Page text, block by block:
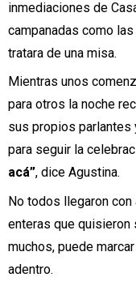
inmediaciones de
campanadas como
tratara de una misa.
Mientras unos
para otros la noche
sus propios parlantes
para seguir la
acá”, dice Agustina.
No todos llegaron
enteras que quisieron
muchos, puede
adentro.